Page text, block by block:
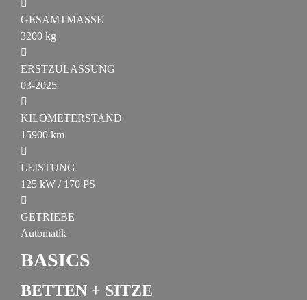
GESAMTMASSE
3200 kg
ERSTZULASSUNG
03-2025
KILOMETERSTAND
15900 km
LEISTUNG
125 kW / 170 PS
GETRIEBE
Automatik
BASICS
BETTEN + SITZE